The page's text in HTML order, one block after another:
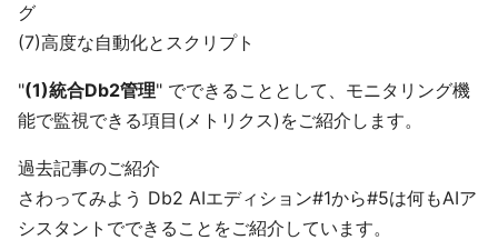
グ
(7)高度な自動化とスクリプト
"(1)統合Db2管理" でできることとして、モニタリング機
能で監視できる項目(メトリクス)をご紹介します。
過去記事のご紹介
さわってみよう Db2 AIエディション#1から#5は何もAIア
シスタントでできることをご紹介しています。